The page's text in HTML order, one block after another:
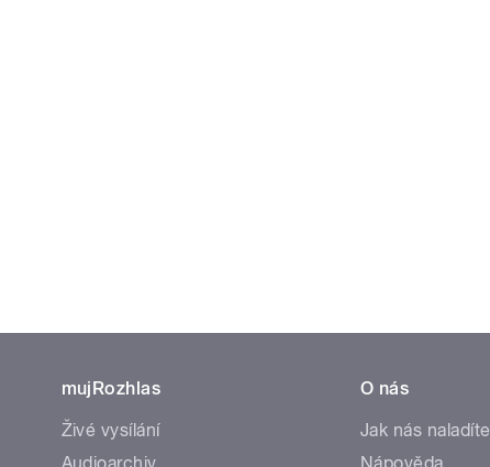
mujRozhlas
Živé vysílání
O nás
Jak nás naladíte